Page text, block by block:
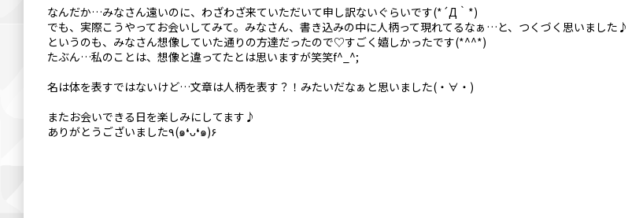
なんだか…みなさん遠いのに、わざわざ来ていただいて申し訳ないぐらいです(*´Д｀*)
でも、実際こうやってお会いしてみて。みなさん、書き込みの中に人柄って現れてるなぁ…と、つくづく思いました♪
というのも、みなさん想像していた通りの方達だったので♡すごく嬉しかったです(*^^*)
たぶん…私のことは、想像と違ってたとは思いますが笑笑f^_^;
名は体を表すではないけど…文章は人柄を表す？！みたいだなぁと思いました(・∀・)
またお会いできる日を楽しみにしてます♪
ありがとうございました٩(๑❛ᴗ❛๑)۶